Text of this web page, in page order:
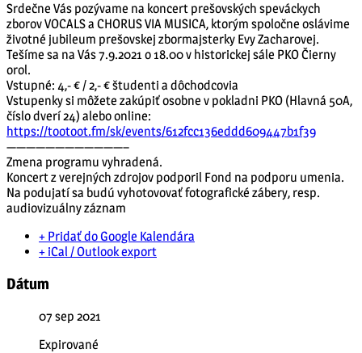
Srdečne Vás pozývame na koncert prešovských speváckych
zborov VOCALS a CHORUS VIA MUSICA, ktorým spoločne oslávime
životné jubileum prešovskej zbormajsterky Evy Zacharovej.
Tešíme sa na Vás 7.9.2021 o 18.00 v historickej sále PKO Čierny
orol.
Vstupné: 4,- € / 2,- € študenti a dôchodcovia
Vstupenky si môžete zakúpiť osobne v pokladni PKO (Hlavná 50A,
číslo dverí 24) alebo online:
https://tootoot.fm/sk/events/612fcc136eddd609447b1f39
————————————–
Zmena programu vyhradená.
Koncert z verejných zdrojov podporil Fond na podporu umenia.
Na podujatí sa budú vyhotovovať fotografické zábery, resp.
audiovizuálny záznam
+ Pridať do Google Kalendára
+ iCal / Outlook export
Dátum
07 sep 2021
Expirované